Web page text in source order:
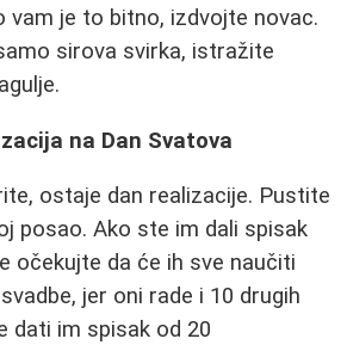
vam je to bitno, izdvojte novac.
sirova svirka, istražite
na Dan Svatova
ostaje dan realizacije. Pustite
posao. Ako ste im dali spisak
očekujte da će ih sve naučiti
jer oni rade i 10 drugih
dati im spisak od 20